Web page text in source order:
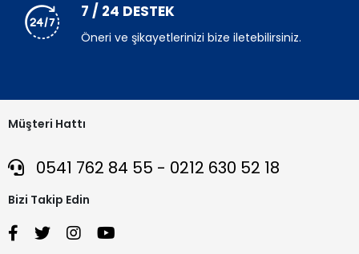
7 / 24 DESTEK
Öneri ve şikayetlerinizi bize iletebilirsiniz.
Müşteri Hattı
0541 762 84 55 - 0212 630 52 18
Bizi Takip Edin